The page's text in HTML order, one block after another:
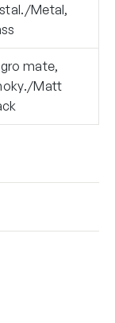
Metal,
mate,
Matt